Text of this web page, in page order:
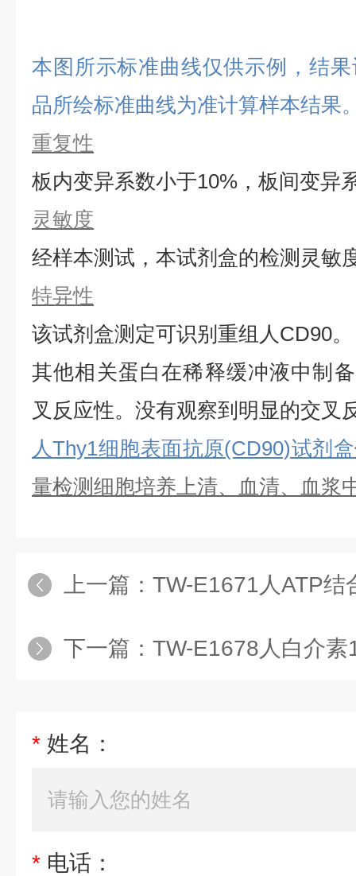
本图所示标准曲线仅供示例，结
品所绘标准曲线为准计算样本结果
重复性
板内变异系数小于10%，板间变异
灵敏度
经样本测试，本试剂盒的检测灵敏
特异性
该试剂盒测定可识别重组 人CD90。
其他相关蛋白在稀释缓冲液中制
叉反应性。没有观察到明显的交叉
人Thy1细胞表面抗原(CD90)试剂盒
量检测细胞培养上清、血清、血浆
上一篇： TW-E1671人ATP结合盒转运
下一篇： TW-E1678人白介素17受
* 姓名：
* 电话：